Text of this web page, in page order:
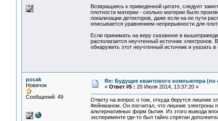
Возвращаясь к приведенной цитате, следует
плотности материи - сколько материи было
локализации детекторов, даже если на ее пути
описывается уравнением непрерывности для
Если принимать на веру сказанное в
располагается неучтенный источник
обнаружить этот неучтенный источник и указать
pocak
Новичок
Сообщений: 49
Re: Будущее квантового компьютера (по
« Ответ #5 : 20 Июля 2014, 13:37:20 »
Ответу на вопрос о том, откуда берутся лишние
Фейнманом. Он посчитал, что лишние электроны
альтернативных форм бытия. Из этого вывода
эксперименте где-то был тайно спрятан